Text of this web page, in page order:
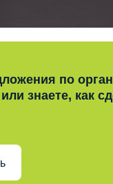
по
знаете, как